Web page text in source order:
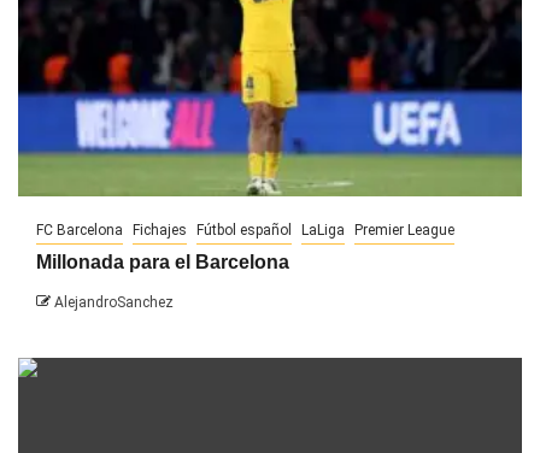
FC Barcelona Fichajes Fútbol español LaLiga Premier League
Millonada para el Barcelona
AlejandroSanchez